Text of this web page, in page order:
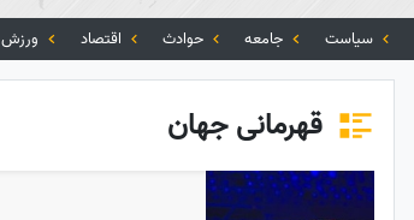
سیاست جامعه حوادث اقتصاد ورزش
قهرمانی جهان